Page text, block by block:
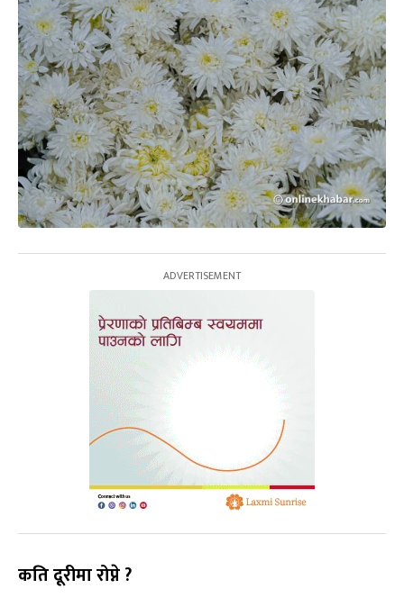
कति दरीमा रोप्ने ?